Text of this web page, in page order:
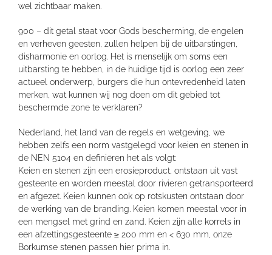
wel zichtbaar maken.
900 – dit getal staat voor Gods bescherming, de engelen
en verheven geesten, zullen helpen bij de uitbarstingen,
disharmonie en oorlog. Het is menselijk om soms een
uitbarsting te hebben, in de huidige tijd is oorlog een zeer
actueel onderwerp, burgers die hun ontevredenheid laten
merken, wat kunnen wij nog doen om dit gebied tot
beschermde zone te verklaren?
Nederland, het land van de regels en wetgeving, we
hebben zelfs een norm vastgelegd voor keien en stenen in
de NEN 5104 en definiëren het als volgt:
Keien en stenen zijn een erosieproduct, ontstaan uit vast
gesteente en worden meestal door rivieren getransporteerd
en afgezet. Keien kunnen ook op rotskusten ontstaan door
de werking van de branding. Keien komen meestal voor in
een mengsel met grind en zand. Keien zijn alle korrels in
een afzettingsgesteente ≥ 200 mm en < 630 mm, onze
Borkumse stenen passen hier prima in.